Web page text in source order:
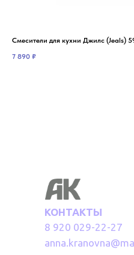
Смесители для кухни Джилс (Jeals)
7 890 ₽
КОНТАКТЫ
8 920 029-22-27